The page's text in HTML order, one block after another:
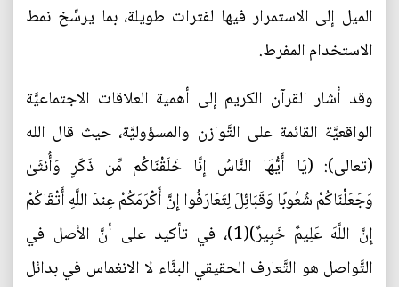
الميل إلى الاستمرار فيها لفترات طويلة، بما يرسِّخ نمط
الاستخدام المفرط.
وقد أشار القرآن الكريم إلى أهمية العلاقات الاجتماعيَّة
الواقعيَّة القائمة على التَّوازن والمسؤوليَّة، حيث قال الله
(تعالى): (يَا أَيُّهَا النَّاسُ إِنَّا خَلَقْنَاكُم مِّن ذَكَرٍ وَأُنثَىٰ
وَجَعَلْنَاكُمْ شُعُوبًا وَقَبَائِلَ لِتَعَارَفُوا إِنَّ أَكْرَمَكُمْ عِندَ اللَّهِ أَتْقَاكُمْ
إِنَّ اللَّهَ عَلِيمٌ خَبِيرٌ)(1)، في تأكيد على أنَّ الأصل في
التَّواصل هو التَّعارف الحقيقي البنَّاء لا الانغماس في بدائل